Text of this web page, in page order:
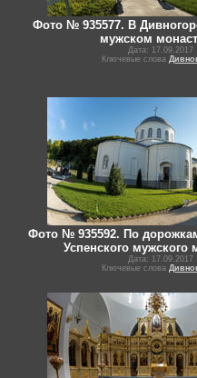
Фото № 935577. В
мужском
Дата: 17.09.2017
Ключевые слова
Фото № 935592. По
Успенского мужского
Дата: 17.09.2017
Ключевые слова